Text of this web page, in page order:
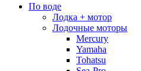
По воде
Лодка + мотор
Лодочные моторы
Mercury
Yamaha
Tohatsu